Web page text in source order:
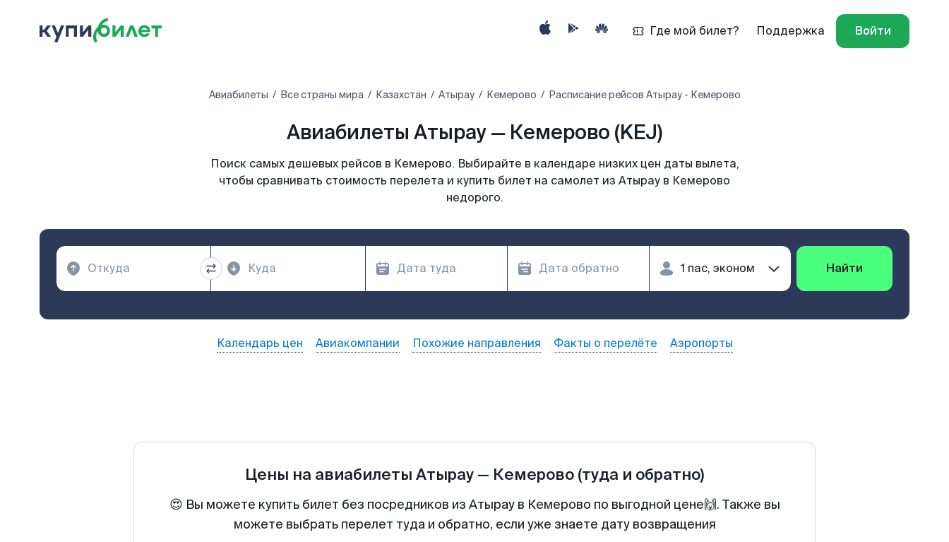
Где мой билет? Поддержка Войти
Авиабилеты Все страны мира Казахстан Атырау Кемерово Расписание рейсов Атырау - Кемерово
Авиабилеты Атырау — Кемерово (KEJ)
Поиск самых дешевых рейсов в Кемерово. Выбирайте в календаре низких цен даты вылета,
чтобы сравнивать стоимость перелета и купить билет на самолет из Атырау в Кемерово
недорого.
Найти
Календарь цен Авиакомпании Похожие направления Факты о перелёте Аэропорты
Цены на авиабилеты Атырау — Кемерово (туда и обратно)
😍 Вы можете купить билет без посредников из Атырау в Кемерово по выгодной цене🙌. Также вы
можете выбрать перелет туда и обратно, если уже знаете дату возвращения